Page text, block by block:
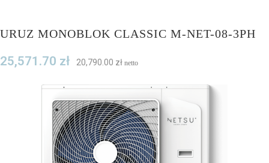
URUZ MONOBLOK CLASSIC M-NET-08-3PH
25,571.70 zł 20,790.00 zł netto